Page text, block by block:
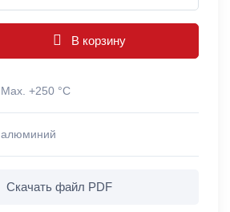
В корзину
Max. +250 °C
алюминий
Скачать файл PDF